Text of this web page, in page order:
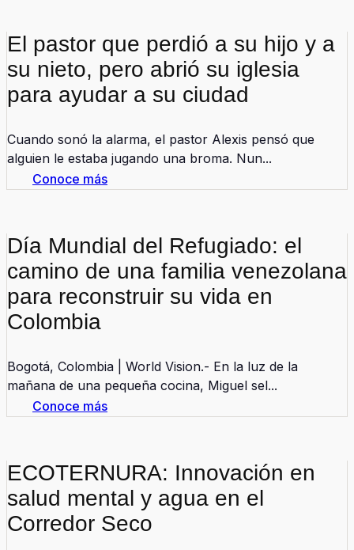
El pastor que perdió a su hijo y a
su nieto, pero abrió su iglesia
para ayudar a su ciudad
Cuando sonó la alarma, el pastor Alexis pensó que
alguien le estaba jugando una broma. Nun...
Conoce más
Día Mundial del Refugiado: el
camino de una familia venezolana
para reconstruir su vida en
Colombia
Bogotá, Colombia | World Vision.- En la luz de la
mañana de una pequeña cocina, Miguel sel...
Conoce más
ECOTERNURA: Innovación en
salud mental y agua en el
Corredor Seco